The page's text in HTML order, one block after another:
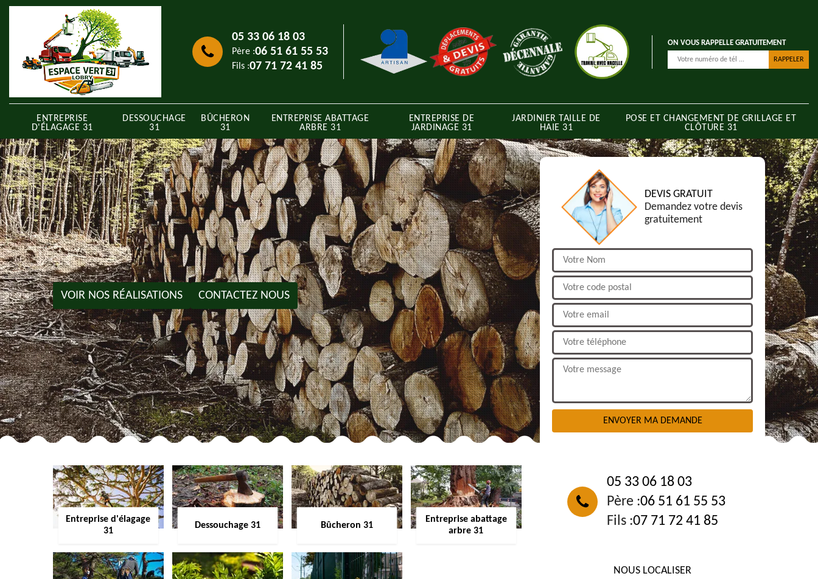
05 33 06 18 03
Père :06 51 61 55 53
Fils :07 71 72 41 85
ON VOUS RAPPELLE GRATUITEMENT
ENTREPRISE
D'ÉLAGAGE 31
DESSOUCHAGE
31
BÛCHERON
31
ENTREPRISE ABATTAGE
ARBRE 31
ENTREPRISE DE
JARDINAGE 31
JARDINIER TAILLE DE
HAIE 31
POSE ET CHANGEMENT DE GRILLAGE ET
CLÔTURE 31
VOIR NOS RÉALISATIONS CONTACTEZ NOUS
Entreprise d'élagage
31
Dessouchage 31 Bûcheron 31
Entreprise abattage
arbre 31
DEVIS GRATUIT
Demandez votre devis
gratuitement
05 33 06 18 03
Père :06 51 61 55 53
Fils :07 71 72 41 85
NOUS LOCALISER